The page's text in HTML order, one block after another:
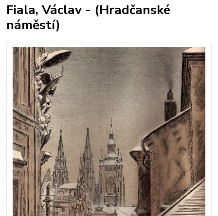
Fiala, Václav - (Hradčanské
náměstí)